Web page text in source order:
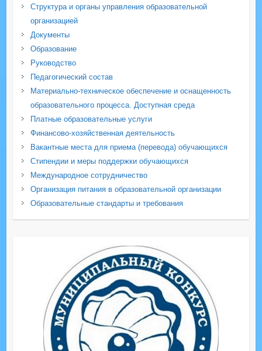
Структура и органы управления образовательной
организацией
Документы
Образование
Руководство
Педагогический состав
Материально-техническое обеспечение и оснащенность
образовательного процесса. Доступная среда
Платные образовательные услуги
Финансово-хозяйственная деятельность
Вакантные места для приема (перевода) обучающихся
Стипендии и меры поддержки обучающихся
Международное сотрудничество
Организация питания в образовательной организации
Образовательные стандарты и требования